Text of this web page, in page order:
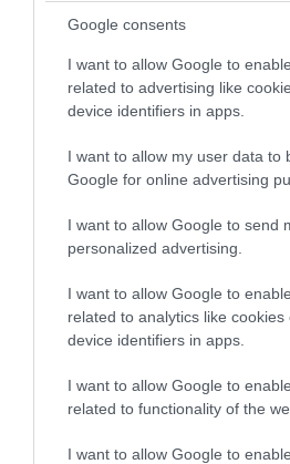
Google consents
I want to allow Google to
related to advertising like
device identifiers in apps.
I want to allow my user data to
Google for online advertising
I want to allow Google to send
personalized advertising.
I want to allow Google to
related to analytics like cookies
device identifiers in apps.
I want to allow Google to
related to functionality of the
I want to allow Google to
PRONEWS.GR /ΥΓΕΙΑ
ΕΦΕΤ: Προληπτική
08.08.2026 | 18:08